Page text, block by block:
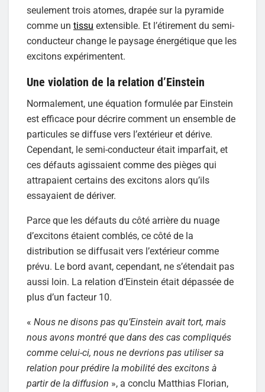
seulement trois atomes, drapée sur la pyramide
comme un tissu extensible. Et l’étirement du semi-
conducteur change le paysage énergétique que les
excitons expérimentent.
Une violation de la relation d’Einstein
Normalement, une équation formulée par Einstein
est efficace pour décrire comment un ensemble de
particules se diffuse vers l’extérieur et dérive.
Cependant, le semi-conducteur était imparfait, et
ces défauts agissaient comme des pièges qui
attrapaient certains des excitons alors qu’ils
essayaient de dériver.
Parce que les défauts du côté arrière du nuage
d’excitons étaient comblés, ce côté de la
distribution se diffusait vers l’extérieur comme
prévu. Le bord avant, cependant, ne s’étendait pas
aussi loin. La relation d’Einstein était dépassée de
plus d’un facteur 10.
« Nous ne disons pas qu’Einstein avait tort, mais
nous avons montré que dans des cas compliqués
comme celui-ci, nous ne devrions pas utiliser sa
relation pour prédire la mobilité des excitons à
partir de la diffusion », a conclu Matthias Florian,